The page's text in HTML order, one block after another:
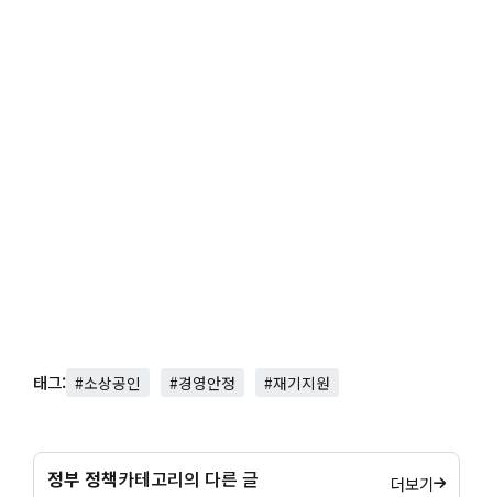
태그: #소상공인 #경영안정 #재기지원
정부 정책카테고리의 다른 글 더보기